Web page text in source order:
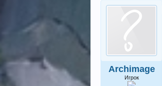
Archimage
Игрок